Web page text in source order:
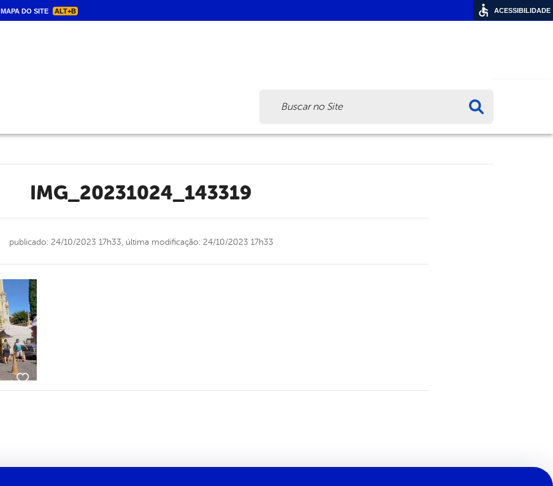
MAPA DO SITE ALT+B
IMG_20231024_143319
publicado: 24/10/2023 17h33, última modificação: 24/10/2023 17h33
ACESSIBILIDADE